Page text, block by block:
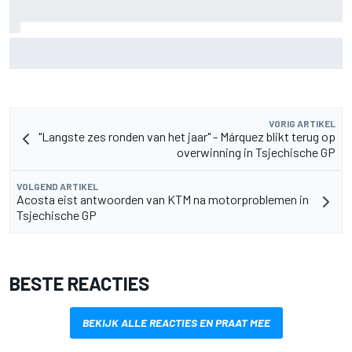
VORIG ARTIKEL
"Langste zes ronden van het jaar" - Márquez blikt terug op
overwinning in Tsjechische GP
VOLGEND ARTIKEL
Acosta eist antwoorden van KTM na motorproblemen in
Tsjechische GP
BESTE REACTIES
BEKIJK ALLE REACTIES EN PRAAT MEE